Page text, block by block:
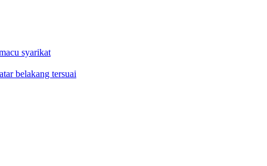
syarikat
belakang tersuai